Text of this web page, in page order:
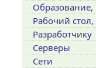
Образование,
Рабочий стол,
Разработчику
Серверы
Сети